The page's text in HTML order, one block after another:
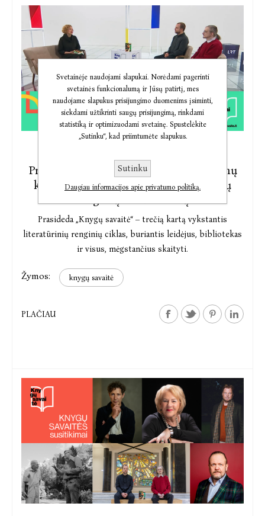
Prasideda „Knygų savaitė“ – prie ekranų
kvies dešimtys išskirtinių literatūrinių
renginių ir susitikimų
Prasideda „Knygų savaitė“ – trečią kartą vykstantis
literatūrinių renginių ciklas, buriantis leidėjus, bibliotekas
ir visus, mėgstančius skaityti.
Žymos: knygų savaitė
PLAČIAU
Svetainėje naudojami slapukai. Norėdami pagerinti
svetainės funkcionalumą ir Jūsų patirtį, mes
naudojame slapukus prisijungimo duomenims įsiminti,
siekdami užtikrinti saugų prisijungimą, rinkdami
statistiką ir optimizuodami svetainę. Spustelėkite
„Sutinku“, kad priimtumėte slapukus.
Sutinku
Daugiau informacijos apie privatumo politiką.